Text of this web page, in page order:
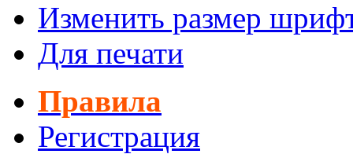
Изменить размер
Для печати
Правила
Регистрация